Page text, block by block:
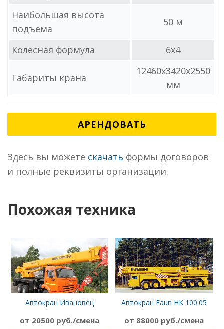
Наибольшая высота
подъема
50 м
Колесная формула 6x4
Габариты крана
12460x3420x2550
мм
АРЕНДОВАТЬ
Здесь вы можете скачать формы договоров
и полные реквизиты организации.
Похожая техника
Автокран Ивановец
от 20500 руб./смена
Автокран Faun HK 100.05
от 88000 руб./смена